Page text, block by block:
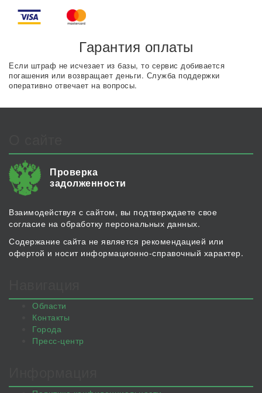
Гарантия оплаты
Если штраф не исчезает из базы, то сервис добивается
погашения или возвращает деньги. Служба поддержки
оперативно отвечает на вопросы.
Проверка
задолженности
Взаимодействуя с сайтом, вы подтверждаете свое
согласие на обработку персональных данных.
Содержание сайта не является рекомендацией или
офертой и носит информационно-справочный характер.
Области
Контакты
Города
Пресс-центр